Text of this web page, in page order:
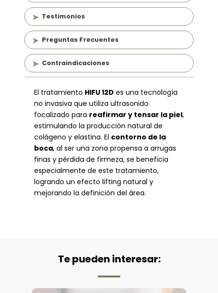
Testimonios
Preguntas Frecuentes
Contraindicaciones
El tratamiento HIFU 12D es una tecnología
no invasiva que utiliza ultrasonido
focalizado para reafirmar y tensar la piel,
estimulando la producción natural de
colágeno y elastina. El contorno de la
boca, al ser una zona propensa a arrugas
finas y pérdida de firmeza, se beneficia
especialmente de este tratamiento,
logrando un efecto lifting natural y
mejorando la definición del área.
Te pueden interesar: